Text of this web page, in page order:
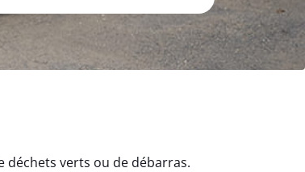
déchets verts ou de débarras.